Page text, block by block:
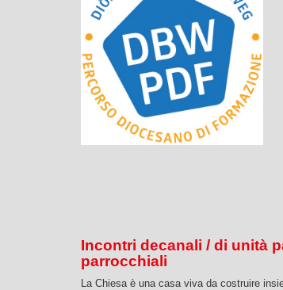
Incontri decanali / di unità
parrocchiali
La Chiesa è una casa viva da costruire